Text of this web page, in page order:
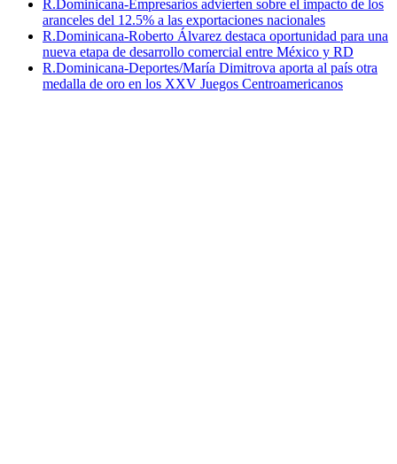
R.Dominicana-Empresarios advierten sobre el impacto de los
aranceles del 12.5% a las exportaciones nacionales
R.Dominicana-Roberto Álvarez destaca oportunidad para una
nueva etapa de desarrollo comercial entre México y RD
R.Dominicana-Deportes/María Dimitrova aporta al país otra
medalla de oro en los XXV Juegos Centroamericanos